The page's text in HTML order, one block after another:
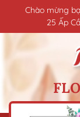
Chào mừng
25 Ấp